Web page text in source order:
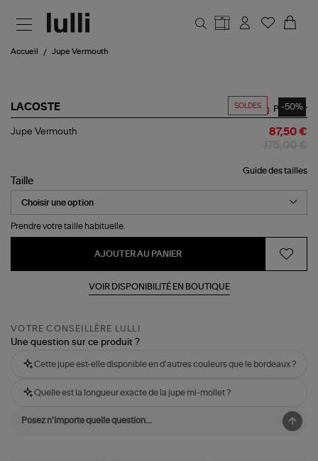
Accueil Jupe Vermouth
SOLDES -50%
LACOSTE
Jupe
Partager
Jupe Vermouth 87,50 €
Guide des tailles
Taille
Prendre votre taille habituelle.
AJOUTER AU PANIER
VOIR DISPONIBILITÉ EN BOUTIQUE
VOTRE CONSEILLÈRE LULLI
Une question sur ce produit ?
Cette jupe est-elle disponible en d'autres couleurs que le bordeaux ?
Quelle est la longueur exacte de la jupe mi-mollet ?